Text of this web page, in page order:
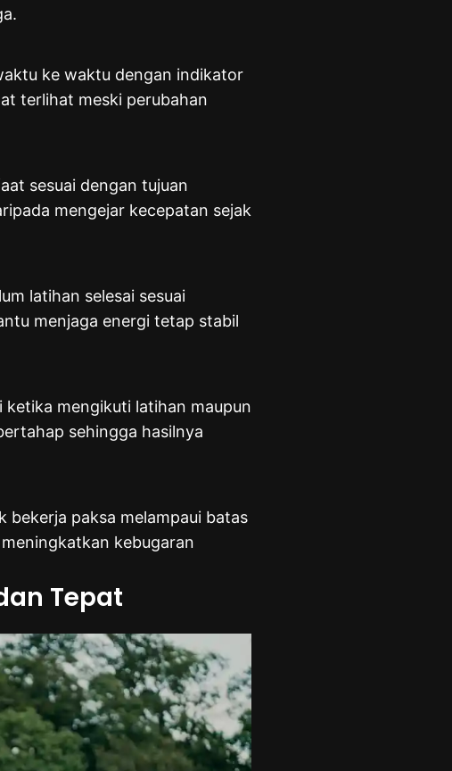
ke waktu dengan indikator
terlihat meski perubahan
sesuai dengan tujuan
mengejar kecepatan sejak
latihan selesai sesuai
menjaga energi tetap stabil
mengikuti latihan maupun
sehingga hasilnya
paksa melampaui batas
kebugaran
Tepat